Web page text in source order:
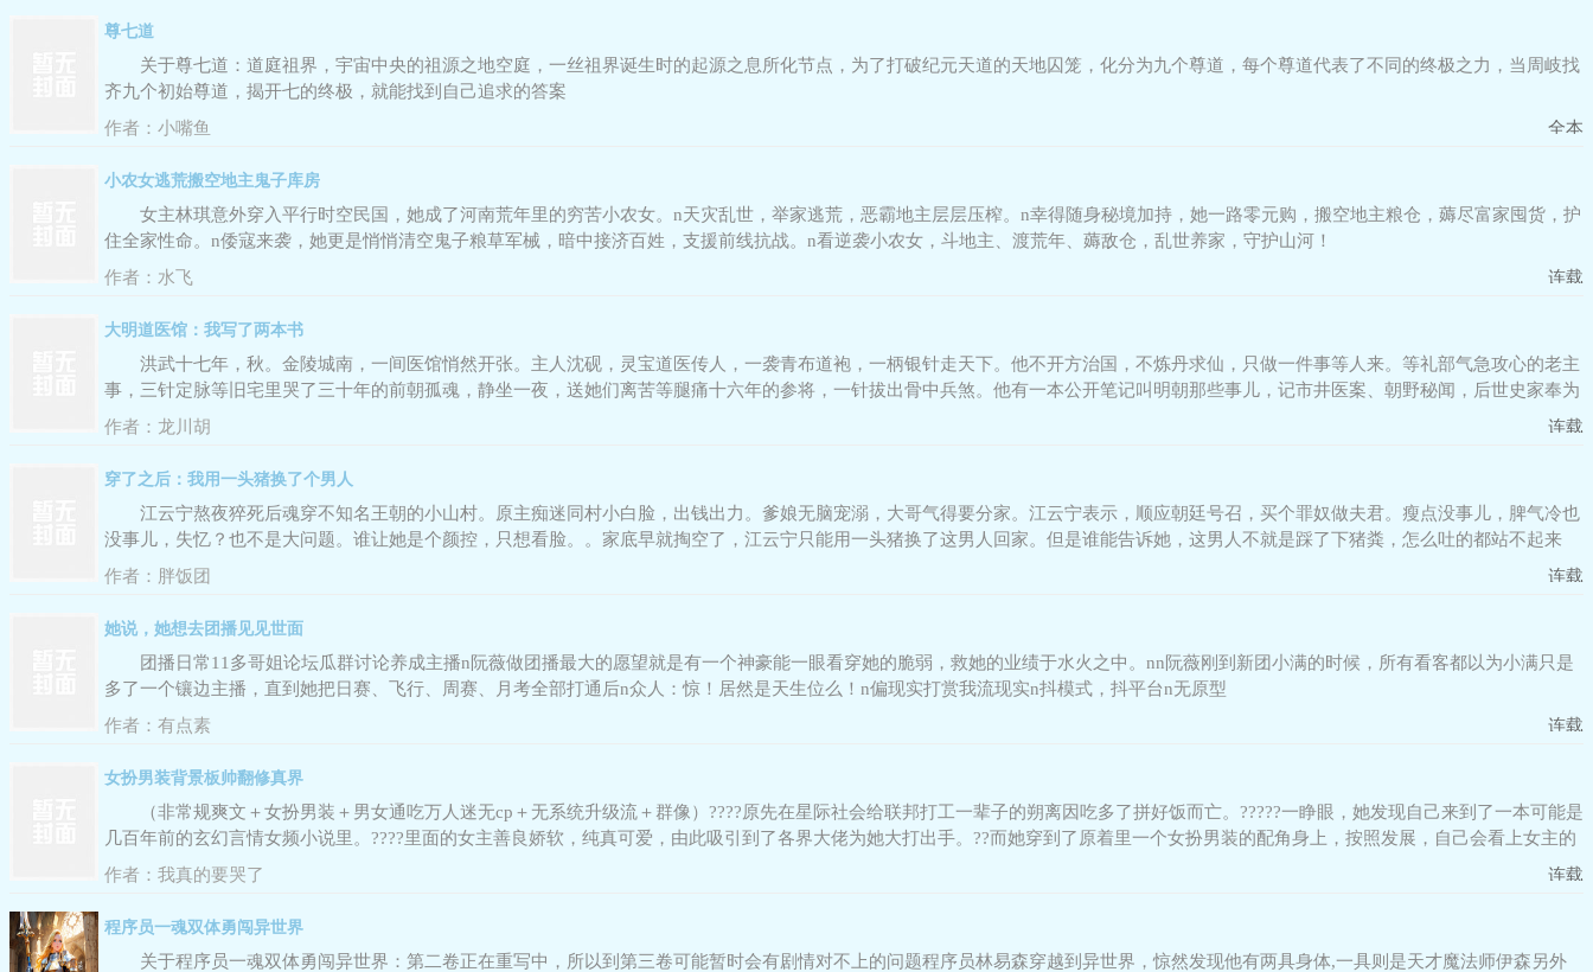
尊七道
关于尊七道：道庭祖界，宇宙中央的祖源之地空庭，一丝祖界诞生时的起源之息所化节点，为了打破纪元天道的天地囚笼，化分为九个尊道，每个尊道代表了不同的终极之力，当周岐找
齐九个初始尊道，揭开七的终极，就能找到自己追求的答案
作者： 小嘴鱼 全本
小农女逃荒搬空地主鬼子库房
女主林琪意外穿入平行时空民国，她成了河南荒年里的穷苦小农女。n天灾乱世，举家逃荒，恶霸地主层层压榨。n幸得随身秘境加持，她一路零元购，搬空地主粮仓，薅尽富家囤货，护
住全家性命。n倭寇来袭，她更是悄悄清空鬼子粮草军械，暗中接济百姓，支援前线抗战。n看逆袭小农女，斗地主、渡荒年、薅敌仓，乱世养家，守护山河！
作者： 水飞 连载
大明道医馆：我写了两本书
洪武十七年，秋。金陵城南，一间医馆悄然开张。主人沈砚，灵宝道医传人，一袭青布道袍，一柄银针走天下。他不开方治国，不炼丹求仙，只做一件事等人来。等礼部气急攻心的老主
事，三针定脉等旧宅里哭了三十年的前朝孤魂，静坐一夜，送她们离苦等腿痛十六年的参将，一针拔出骨中兵煞。他有一本公开笔记叫明朝那些事儿，记市井医案、朝野秘闻，后世史家奉为
明史第一手珍本。他还有一本从不示人的私密笔记叫玄术济凡尘，里面藏着大明
作者： 龙川胡 连载
穿了之后：我用一头猪换了个男人
江云宁熬夜猝死后魂穿不知名王朝的小山村。原主痴迷同村小白脸，出钱出力。爹娘无脑宠溺，大哥气得要分家。江云宁表示，顺应朝廷号召，买个罪奴做夫君。瘦点没事儿，脾气冷也
没事儿，失忆？也不是大问题。谁让她是个颜控，只想看脸。。家底早就掏空了，江云宁只能用一头猪换了这男人回家。但是谁能告诉她，这男人不就是踩了下猪粪，怎么吐的都站不起来
了？感情以前还是个富家公子哥么？空间在手，灵泉我有。改善种植方式，提高产
作者： 胖饭团 连载
她说，她想去团播见见世面
团播日常11多哥姐论坛瓜群讨论养成主播n阮薇做团播最大的愿望就是有一个神豪能一眼看穿她的脆弱，救她的业绩于水火之中。nn阮薇刚到新团小满的时候，所有看客都以为小满只是
多了一个镶边主播，直到她把日赛、飞行、周赛、月考全部打通后n众人：惊！居然是天生位么！n偏现实打赏我流现实n抖模式，抖平台n无原型
作者： 有点素 连载
女扮男装背景板帅翻修真界
（非常规爽文＋女扮男装＋男女通吃万人迷无cp＋无系统升级流＋群像）????原先在星际社会给联邦打工一辈子的朔离因吃多了拼好饭而亡。?????一睁眼，她发现自己来到了一本可能是
几百年前的玄幻言情女频小说里。????里面的女主善良娇软，纯真可爱，由此吸引到了各界大佬为她大打出手。??而她穿到了原着里一个女扮男装的配角身上，按照发展，自己会看上女主的
后宫之一，然后干脆利落的被炮灰掉。??刚来到新世界，
作者： 我真的要哭了 连载
程序员一魂双体勇闯异世界
关于程序员一魂双体勇闯异世界：第二卷正在重写中，所以到第三卷可能暂时会有剧情对不上的问题程序员林易森穿越到异世界，惊然发现他有两具身体,一具则是天才魔法师伊森另外